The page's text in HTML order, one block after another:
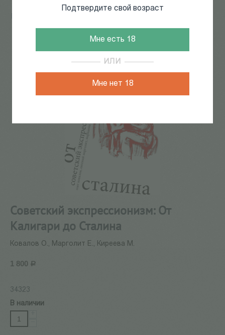
Подтвердите свой возраст
Мне есть 18
ИЛИ
Мне нет 18
33 из 38
Советский экспрессионизм: От
Калигари до Сталина
Ковалов О., Марголит Е., Киреева М.
1 800 Р
34323
В наличии